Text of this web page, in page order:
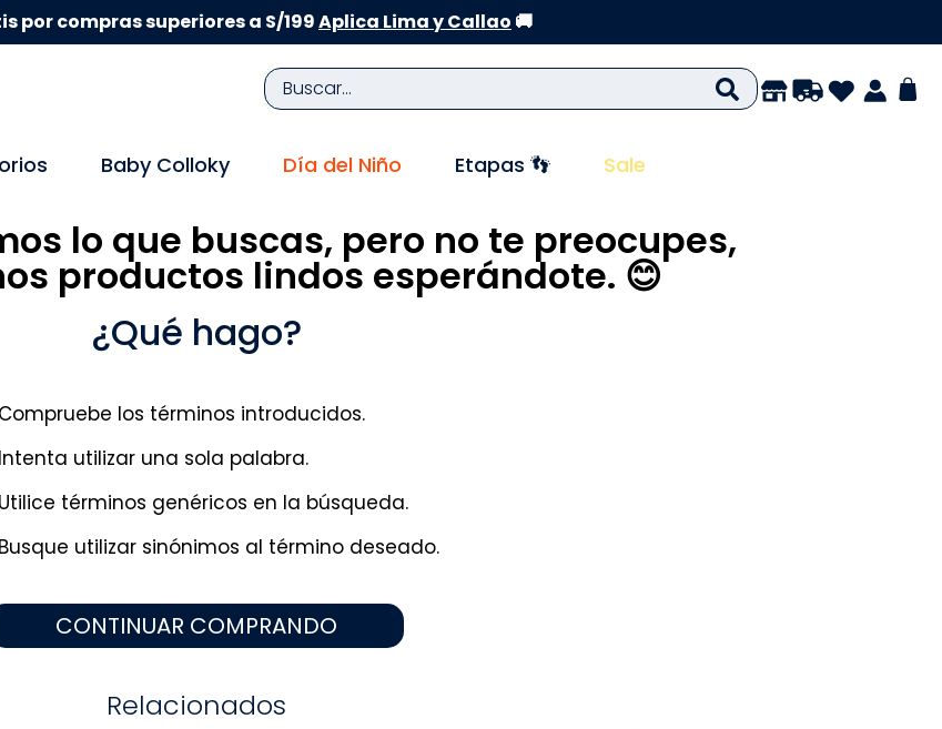
por compras superiores a S/199Aplica Lima y Callao 🚚
Buscar...
Baby Colloky Día del Niño Etapas 👣 Sale
lo que buscas, pero no te preocupes,
productos lindos esperándote. 😊
¿Qué hago?
Compruebe los términos introducidos.
Intenta utilizar una sola palabra.
Utilice términos genéricos en la búsqueda.
Busque utilizar sinónimos al término deseado.
CONTINUAR COMPRANDO
Relacionados
TÉRMINOS MÁS BUSCADOS
2 .
zapatillas niño
3.
medias
sandalias niña
7.
sandalias niño
8 .
pijama
9.
zapatos niña
10 . disney